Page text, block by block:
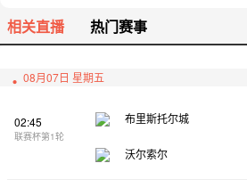
相关直播 热门赛事
08月07日 星期五
02:45
联赛杯第1轮
布里斯托尔城
沃尔索尔